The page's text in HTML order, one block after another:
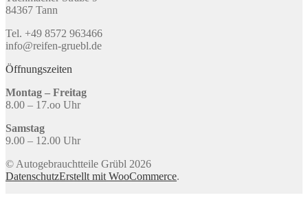
84367 Tann
Tel. +49 8572 963466
info@reifen-gruebl.de
Öffnungszeiten
Montag – Freitag
8.00 – 17.oo Uhr
Samstag
9.00 – 12.00 Uhr
© Autogebrauchtteile Grübl 2026
DatenschutzErstellt mit WooCommerce.